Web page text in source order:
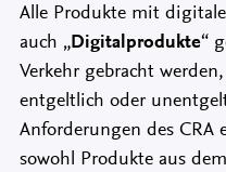
Alle Produkte mit
auch „Digitalprodukte“
Verkehr gebracht
entgeltlich oder
Anforderungen des CRA
sowohl Produkte aus